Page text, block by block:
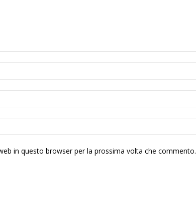
in questo browser per la prossima volta che commento.